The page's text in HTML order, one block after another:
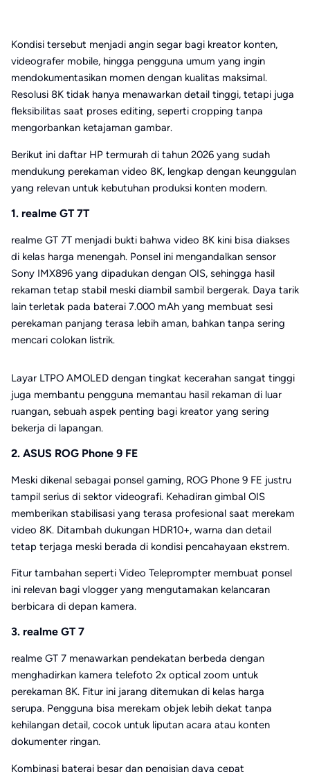
Kondisi tersebut menjadi angin segar bagi kreator konten,
videografer mobile, hingga pengguna umum yang ingin
mendokumentasikan momen dengan kualitas maksimal.
Resolusi 8K tidak hanya menawarkan detail tinggi, tetapi juga
fleksibilitas saat proses editing, seperti cropping tanpa
mengorbankan ketajaman gambar.
Berikut ini daftar HP termurah di tahun 2026 yang sudah
mendukung perekaman video 8K, lengkap dengan keunggulan
yang relevan untuk kebutuhan produksi konten modern.
1. realme GT 7T
realme GT 7T menjadi bukti bahwa video 8K kini bisa diakses
di kelas harga menengah. Ponsel ini mengandalkan sensor
Sony IMX896 yang dipadukan dengan OIS, sehingga hasil
rekaman tetap stabil meski diambil sambil bergerak. Daya tarik
lain terletak pada baterai 7.000 mAh yang membuat sesi
perekaman panjang terasa lebih aman, bahkan tanpa sering
mencari colokan listrik.
Layar LTPO AMOLED dengan tingkat kecerahan sangat tinggi
juga membantu pengguna memantau hasil rekaman di luar
ruangan, sebuah aspek penting bagi kreator yang sering
bekerja di lapangan.
2. ASUS ROG Phone 9 FE
Meski dikenal sebagai ponsel gaming, ROG Phone 9 FE justru
tampil serius di sektor videografi. Kehadiran gimbal OIS
memberikan stabilisasi yang terasa profesional saat merekam
video 8K. Ditambah dukungan HDR10+, warna dan detail
tetap terjaga meski berada di kondisi pencahayaan ekstrem.
Fitur tambahan seperti Video Teleprompter membuat ponsel
ini relevan bagi vlogger yang mengutamakan kelancaran
berbicara di depan kamera.
3. realme GT 7
realme GT 7 menawarkan pendekatan berbeda dengan
menghadirkan kamera telefoto 2x optical zoom untuk
perekaman 8K. Fitur ini jarang ditemukan di kelas harga
serupa. Pengguna bisa merekam objek lebih dekat tanpa
kehilangan detail, cocok untuk liputan acara atau konten
dokumenter ringan.
Kombinasi baterai besar dan pengisian daya cepat